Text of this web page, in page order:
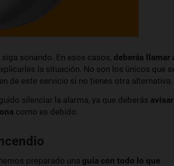
sonando. En esos casos, deberás llamar
la situación. No son los únicos que
de este servicio si no tienes otra alternativa.
silenciar la alarma, ya que deberás avisar
como es debido.
preparado una guía con todo lo que